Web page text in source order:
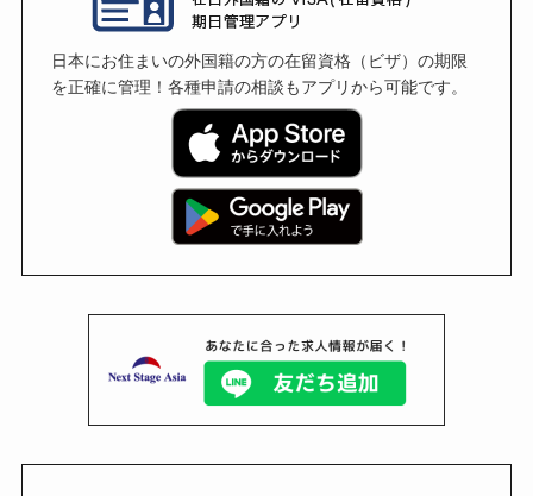
日本にお住まいの外国籍の方の在留資格（ビザ）の期限
を正確に管理！各種申請の相談もアプリから可能です。